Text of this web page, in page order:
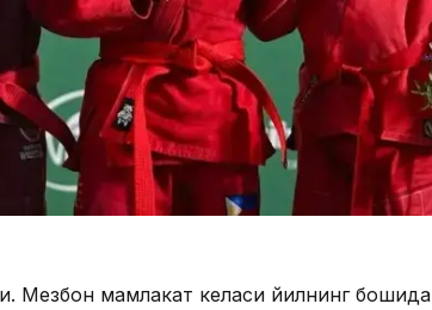
Мезбон мамлакат келаси йилнинг бошида